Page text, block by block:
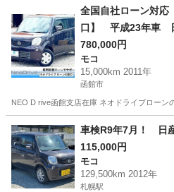
その他 ローン
全国自社ローン対
口】 平成23年車
自社ローン リー
産 他社お断りされ
780,000円
モコ
15,000km 2011年
函館市
NEO D rive函館支店在庫 ネオドライブロー
北海道 函館市 モコ ローン
車検R9年7月！ 日
115,000円
モコ
129,500km 2012年
札幌駅